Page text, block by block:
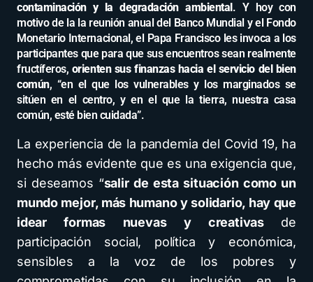
contaminación y la degradación ambiental. Y hoy con
motivo de la la reunión anual del Banco Mundial y el Fondo
Monetario Internacional, el Papa Francisco les invoca a los
participantes que para que sus encuentros sean realmente
fructíferos, orienten sus finanzas hacia el servicio del bien
común, “en el que los vulnerables y los marginados se
sitúen en el centro, y en el que la tierra, nuestra casa
común, esté bien cuidada”.
La experiencia de la pandemia del Covid 19, ha
hecho más evidente que es una exigencia que,
si deseamos “salir de esta situación como un
mundo mejor, más humano y solidario, hay que
idear formas nuevas y creativas de
participación social, política y económica,
sensibles a la voz de los pobres y